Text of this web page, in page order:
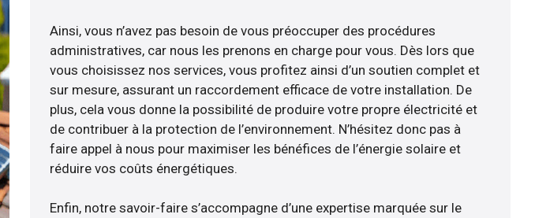
Ainsi, vous n’avez pas besoin de vous préoccuper des procédures
administratives, car nous les prenons en charge pour vous. Dès lors que
vous choisissez nos services, vous profitez ainsi d’un soutien complet et
sur mesure, assurant un raccordement efficace de votre installation. De
plus, cela vous donne la possibilité de produire votre propre électricité et
de contribuer à la protection de l’environnement. N’hésitez donc pas à
faire appel à nous pour maximiser les bénéfices de l’énergie solaire et
réduire vos coûts énergétiques.
Enfin, notre savoir-faire s’accompagne d’une expertise marquée sur le